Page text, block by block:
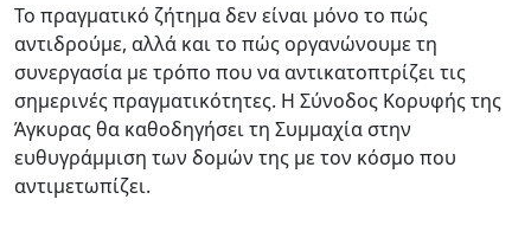
Το πραγματικό ζήτημα δεν είναι μόνο το πώς
αντιδρούμε, αλλά και το πώς οργανώνουμε τη
συνεργασία με τρόπο που να αντικατοπτρίζει τις
σημερινές πραγματικότητες. Η Σύνοδος Κορυφής της
Άγκυρας θα καθοδηγήσει τη Συμμαχία στην
ευθυγράμμιση των δομών της με τον κόσμο που
αντιμετωπίζει.